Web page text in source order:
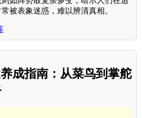
被表象迷惑，难以辨清真相。
成指南：从菜鸟到掌舵